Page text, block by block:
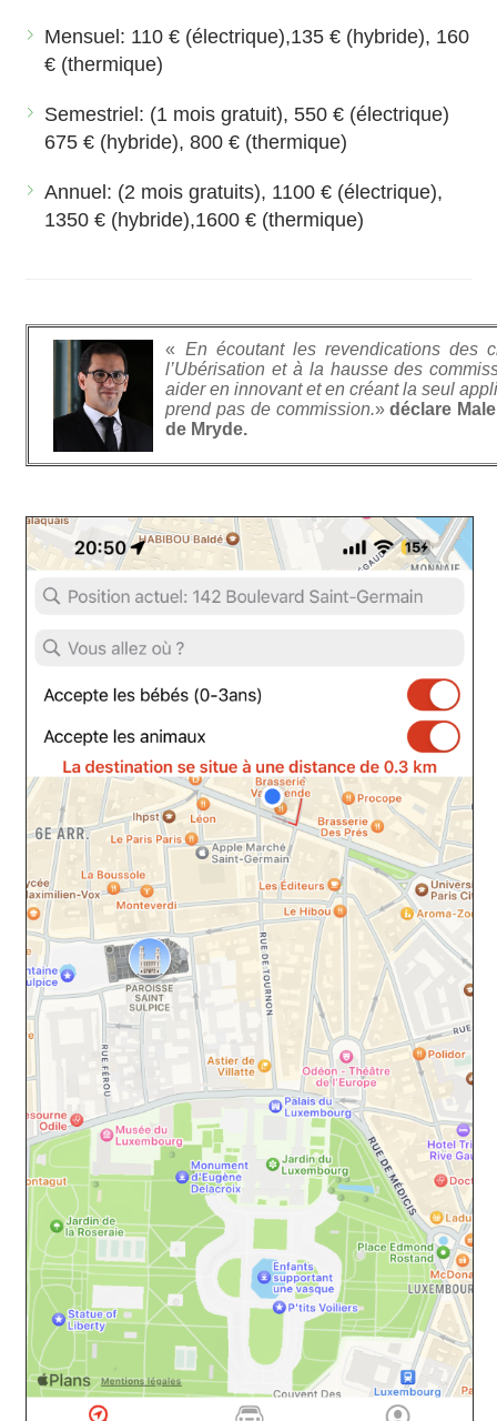
Mensuel: 110 € (électrique),135 € (hybride), 160
€ (thermique)
Semestriel: (1 mois gratuit), 550 € (électrique)
675 € (hybride), 800 € (thermique)
Annuel: (2 mois gratuits), 1100 € (électrique),
1350 € (hybride),1600 € (thermique)
« En écoutant les revendications des
l’Ubérisation et à la hausse des
aider en innovant et en créant la seul
prend pas de commission.»déclare
de Mryde.